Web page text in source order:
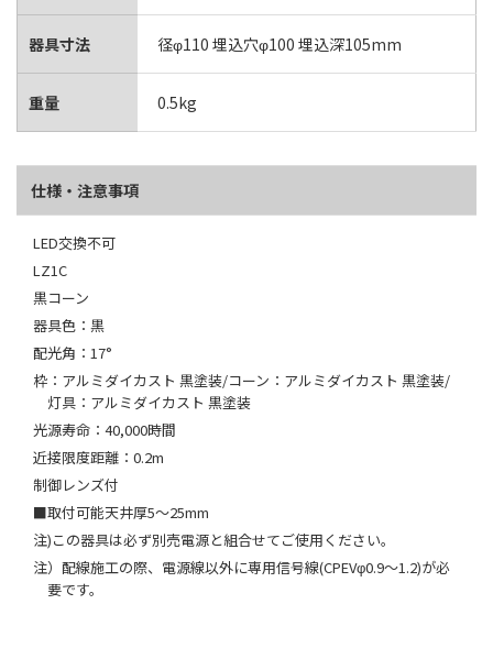
器具寸法 径φ110 埋込穴φ100 埋込深105mm
重量 0.5kg
仕様・注意事項
LED交換不可
LZ1C
黒コーン
器具色：黒
配光角：17°
枠：アルミダイカスト 黒塗装/コーン：アルミダイカスト 黒塗装/
灯具：アルミダイカスト 黒塗装
光源寿命：40,000時間
近接限度距離：0.2m
制御レンズ付
■取付可能天井厚5～25mm
注)この器具は必ず別売電源と組合せてご使用ください。
注）配線施工の際、電源線以外に専用信号線(CPEVφ0.9～1.2)が必
要です。